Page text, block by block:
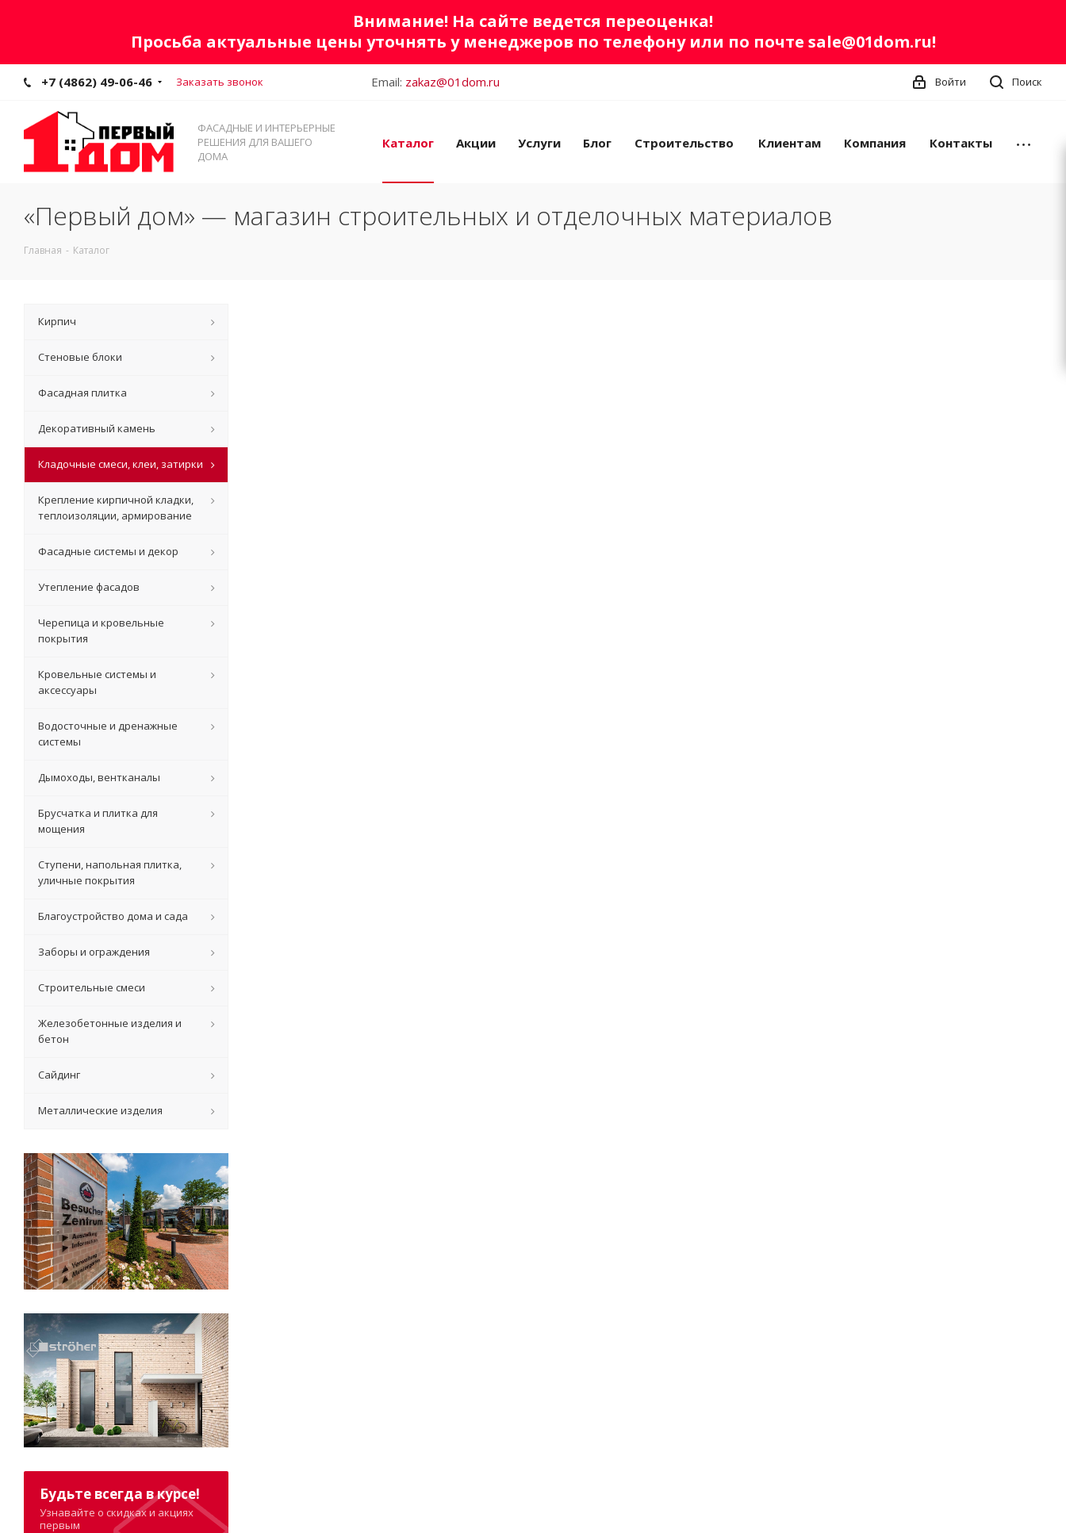
Внимание! На сайте ведется переоценка!
Просьба актуальные цены уточнять у менеджеров по телефону или по почте sale@01dom.ru!
+7 (4862) 49-06-46 Заказать звонок Email: zakaz@01dom.ru Поиск
Войти
ФАСАДНЫЕ И ИНТЕРЬЕРНЫЕ
РЕШЕНИЯ ДЛЯ ВАШЕГО
ДОМА
Каталог Акции Услуги Блог Строительство Клиентам Компания Контакты
«Первый дом» — магазин строительных и отделочных материалов
Главная - Каталог
Кирпич
Стеновые блоки
Фасадная плитка
Декоративный камень
Кладочные смеси, клеи, затирки
Крепление кирпичной кладки,
теплоизоляции, армирование
Фасадные системы и декор
Утепление фасадов
Черепица и кровельные
покрытия
Кровельные системы и
аксессуары
Водосточные и дренажные
системы
Дымоходы, вентканалы
Брусчатка и плитка для
мощения
Ступени, напольная плитка,
уличные покрытия
Благоустройство дома и сада
Заборы и ограждения
Строительные смеси
Железобетонные изделия и
бетон
Сайдинг
Металлические изделия
Будьте всегда в курсе!
Узнавайте о скидках и акциях
первым